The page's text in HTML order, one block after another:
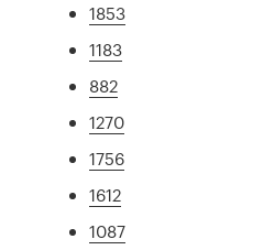
1853
1183
882
1270
1756
1612
1087